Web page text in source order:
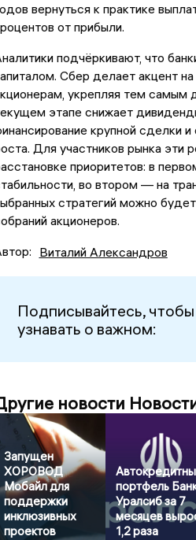
вернуться к практике
от прибыли.
подчёркивают, что
Сбер делает акцент
укрепляя тем самым
этапе снижает
крупной сделки
Для участников рынка эти
приоритетов: в
во втором — на
стратегий можно
акционеров.
Виталий Александров
Подписывайтесь,
узнавать о важном:
новости
Запущен
ХОРОВОД
Мобайл для
поддержки
инклюзивных
проектов
портфель
Уралсиб за 7
месяцев
1,2 раза